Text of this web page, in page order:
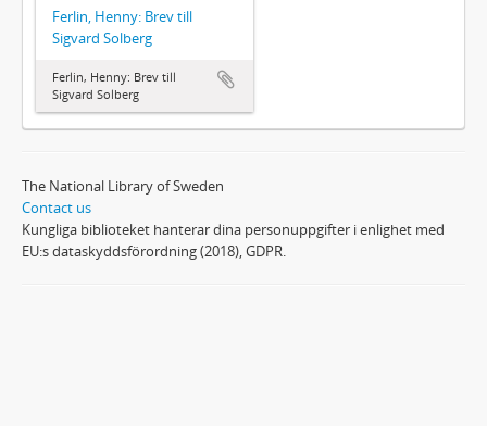
Ferlin, Henny: Brev till
Sigvard Solberg
Ferlin, Henny: Brev till
Sigvard Solberg
The National Library of Sweden
Contact us
Kungliga biblioteket hanterar dina personuppgifter i enlighet med
EU:s dataskyddsförordning (2018), GDPR.